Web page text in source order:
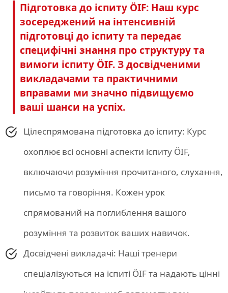
Підготовка до іспиту ÖIF: Наш курс
зосереджений на інтенсивній
підготовці до іспиту та передає
специфічні знання про структуру та
вимоги іспиту ÖIF. З досвідченими
викладачами та практичними
вправами ми значно підвищуємо
ваші шанси на успіх.
Цілеспрямована підготовка до іспиту: Курс
охоплює всі основні аспекти іспиту ÖIF,
включаючи розуміння прочитаного, слухання,
письмо та говоріння. Кожен урок
спрямований на поглиблення вашого
розуміння та розвиток ваших навичок.
Досвідчені викладачі: Наші тренери
спеціалізуються на іспиті ÖIF та надають цінні